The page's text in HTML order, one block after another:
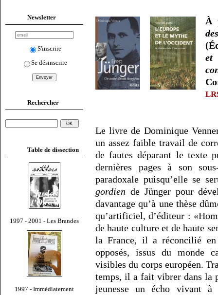
Newsletter
S'inscrire
Se désinscrire
Rechercher
Table de dissection
1997 - 2001 - Les Brandes
1997 - Immédiatement
À
et
Le livre de Dominique
un assez faible travail de
de fautes déparant le texte
dernières pages à son
paradoxale puisqu’elle se
gordien de Jünger pour
davantage qu’à une thèse
qu’artificiel, d’éditeur :
de haute culture et de haute
la France, il a réconcilié
opposés, issus du monde
visibles du corps européen.
temps, il a fait vibrer dans la
jeunesse un écho vivant à